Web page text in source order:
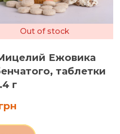
Out of stock
Ежовика
таблетки
г